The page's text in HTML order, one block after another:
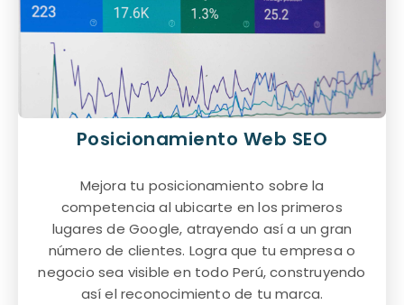
Posicionamiento Web SEO
Mejora tu posicionamiento sobre la
competencia al ubicarte en los primeros
lugares de Google, atrayendo así a un gran
número de clientes. Logra que tu empresa o
negocio sea visible en todo Perú, construyendo
así el reconocimiento de tu marca.